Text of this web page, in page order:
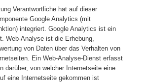
Verantwortliche hat auf dieser
Google Analytics (mit
integriert. Google Analytics ist ein
Web-Analyse ist die Erhebung,
von Daten über das Verhalten von
Ein Web-Analyse-Dienst erfasst
darüber, von welcher Internetseite eine
eine Internetseite gekommen ist